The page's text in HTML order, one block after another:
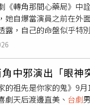
《轉角那間心藥局》中
她自爆當演員之前在外
露，自己的命盤似乎特
地址，司機卻因不熟路
想載了」，讓她瞬間
級用力摔他的車門！
公歐陽倫吵架也是「極
內心話講開。如今身為
倫今年4月進行開顱手
中邪演出「眼神
的祖先是你家的鬼》9
劇天后渡邊直美、 台劇